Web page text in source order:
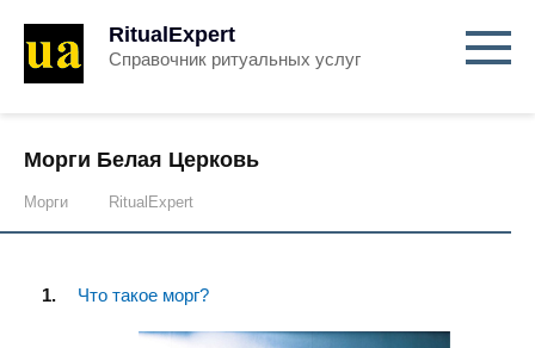
RitualExpert
Справочник ритуальных услуг
Морги Белая Церковь
Морги RitualExpert
Что такое морг?